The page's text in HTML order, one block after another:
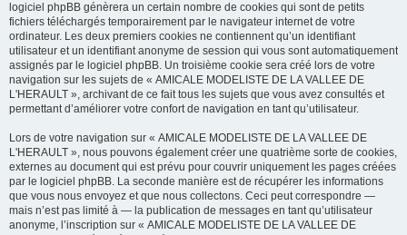
logiciel phpBB génèrera un certain nombre de cookies qui sont de petits
fichiers téléchargés temporairement par le navigateur internet de votre
ordinateur. Les deux premiers cookies ne contiennent qu’un identifiant
utilisateur et un identifiant anonyme de session qui vous sont automatiquement
assignés par le logiciel phpBB. Un troisième cookie sera créé lors de votre
navigation sur les sujets de « AMICALE MODELISTE DE LA VALLEE DE
L'HERAULT », archivant de ce fait tous les sujets que vous avez consultés et
permettant d’améliorer votre confort de navigation en tant qu’utilisateur.
Lors de votre navigation sur « AMICALE MODELISTE DE LA VALLEE DE
L'HERAULT », nous pouvons également créer une quatrième sorte de cookies,
externes au document qui est prévu pour couvrir uniquement les pages créées
par le logiciel phpBB. La seconde manière est de récupérer les informations
que vous nous envoyez et que nous collectons. Ceci peut correspondre —
mais n’est pas limité à — la publication de messages en tant qu’utilisateur
anonyme, l’inscription sur « AMICALE MODELISTE DE LA VALLEE DE